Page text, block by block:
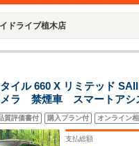
ドライブ植木店
イル 660 X リミテッド
ラ 禁煙車 スマートアシ
ETC スマートキー＆プッ
コン オートライト 15イ
質評価書付 購入プラン付 オンライン
支払総額